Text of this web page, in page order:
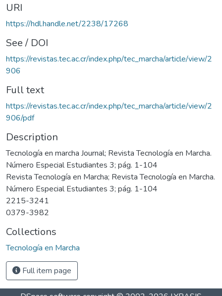
URI
https://hdl.handle.net/2238/17268
See / DOI
https://revistas.tec.ac.cr/index.php/tec_marcha/article/view/2
906
Full text
https://revistas.tec.ac.cr/index.php/tec_marcha/article/view/2
906/pdf
Description
Tecnología en marcha Journal; Revista Tecnología en Marcha.
Número Especial Estudiantes 3; pág. 1-104
Revista Tecnología en Marcha; Revista Tecnología en Marcha.
Número Especial Estudiantes 3; pág. 1-104
2215-3241
0379-3982
Collections
Tecnología en Marcha
Full item page